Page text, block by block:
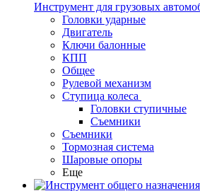
Инструмент для грузовых
Головки ударные
Двигатель
Ключи балонные
КПП
Общее
Рулевой механизм
Ступица колеса
Головки ступичные
Съемники
Съемники
Тормозная система
Шаровые опоры
Еще